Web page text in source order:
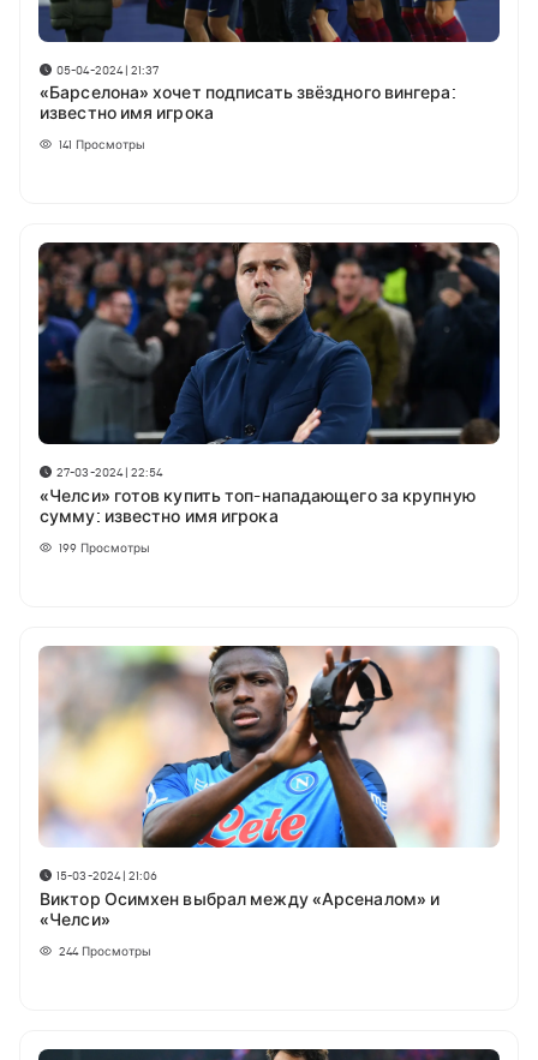
05-04-2024 | 21:37
«Барселона» хочет подписать звёздного вингера:
известно имя игрока
141 Просмотры
27-03-2024 | 22:54
«Челси» готов купить топ-нападающего за крупную
сумму: известно имя игрока
199 Просмотры
15-03-2024 | 21:06
Виктор Осимхен выбрал между «Арсеналом» и
«Челси»
244 Просмотры